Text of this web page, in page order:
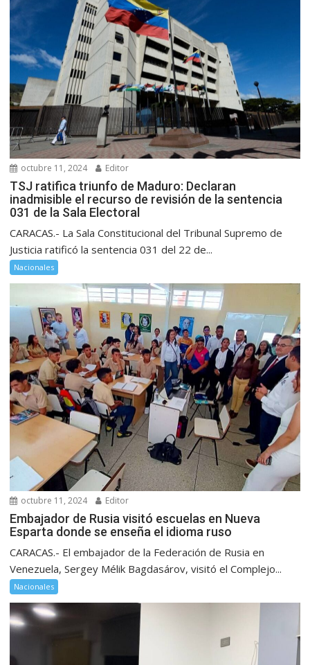
octubre 11, 2024 Editor
TSJ ratifica triunfo de Maduro: Declaran
inadmisible el recurso de revisión de la sentencia
031 de la Sala Electoral
CARACAS.- La Sala Constitucional del Tribunal Supremo de
Justicia ratificó la sentencia 031 del 22 de...
Nacionales
octubre 11, 2024 Editor
Embajador de Rusia visitó escuelas en Nueva
Esparta donde se enseña el idioma ruso
CARACAS.- El embajador de la Federación de Rusia en
Venezuela, Sergey Mélik Bagdasárov, visitó el Complejo...
Nacionales